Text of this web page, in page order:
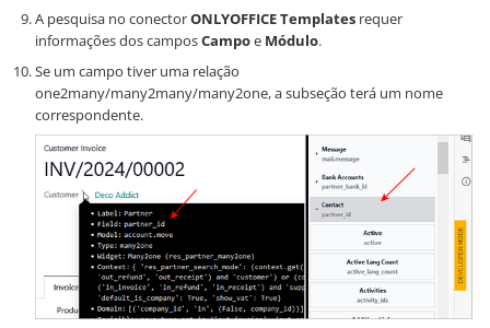
A pesquisa no conectorONLYOFFICE Templates requer
informações dos camposCampoe Módulo.
Se um campo tiver uma relação
one2many/many2many/many2one, a subseção terá um nome
correspondente.